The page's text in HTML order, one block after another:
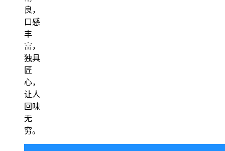
良，
口感
丰
富，
独具
匠
心，
让人
回味
无
穷。